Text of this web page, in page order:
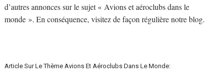
d’autres annonces sur le sujet « Avions et aéroclubs dans le
monde ». En conséquence, visitez de façon régulière notre blog.
Article Sur Le Thème Avions Et Aéroclubs Dans Le Monde: